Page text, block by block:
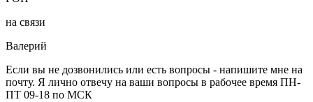
на связи
Валерий
Если вы не дозвонились или есть вопросы - напишите мне на
почту. Я лично отвечу на ваши вопросы в рабочее время ПН-
ПТ 09-18 по МСК